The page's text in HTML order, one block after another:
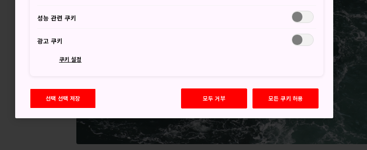
성능 관련 쿠키
광고 쿠키
쿠키 설정
선택 선택 저장 모두 거부 모든 쿠키 허용